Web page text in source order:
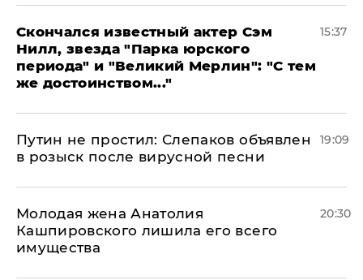
Скончался известный актер Сэм
Нилл, звезда "Парка юрского
периода" и "Великий Мерлин": "С тем
же достоинством..."
15:37
Путин не простил: Слепаков объявлен
в розыск после вирусной песни
19:09
Молодая жена Анатолия
Кашпировского лишила его всего
имущества
20:30